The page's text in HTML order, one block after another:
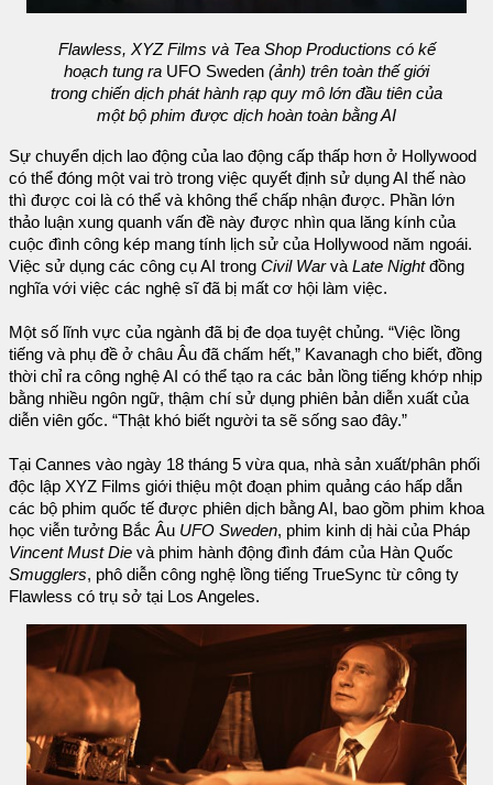
Flawless, XYZ Films và Tea Shop Productions có kế
hoạch tung ra UFO Sweden (ảnh) trên toàn thế giới
trong chiến dịch phát hành rạp quy mô lớn đầu tiên của
một bộ phim được dịch hoàn toàn bằng AI
Sự chuyển dịch lao động của lao động cấp thấp hơn ở Hollywood
có thể đóng một vai trò trong việc quyết định sử dụng AI thế nào
thì được coi là có thể và không thể chấp nhận được. Phần lớn
thảo luận xung quanh vấn đề này được nhìn qua lăng kính của
cuộc đình công kép mang tính lịch sử của Hollywood năm ngoái.
Việc sử dụng các công cụ AI trong Civil WarvàLate Nightđồng
nghĩa với việc các nghệ sĩ đã bị mất cơ hội làm việc.
Một số lĩnh vực của ngành đã bị đe dọa tuyệt chủng. “Việc lồng
tiếng và phụ đề ở châu Âu đã chấm hết,” Kavanagh cho biết, đồng
thời chỉ ra công nghệ AI có thể tạo ra các bản lồng tiếng khớp nhịp
bằng nhiều ngôn ngữ, thậm chí sử dụng phiên bản diễn xuất của
diễn viên gốc. “Thật khó biết người ta sẽ sống sao đây.”
Tại Cannes vào ngày 18 tháng 5 vừa qua, nhà sản xuất/phân phối
độc lập XYZ Films giới thiệu một đoạn phim quảng cáo hấp dẫn
các bộ phim quốc tế được phiên dịch bằng AI, bao gồm phim khoa
học viễn tưởng Bắc Âu UFO Sweden, phim kinh dị hài của Pháp
Vincent Must Die và phim hành động đình đám của Hàn Quốc
Smugglers, phô diễn công nghệ lồng tiếng TrueSync từ công ty
Flawless có trụ sở tại Los Angeles.